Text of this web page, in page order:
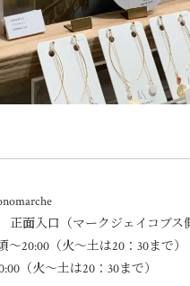
面入口（マークジェイコブス
～20:00（火～土は20：30まで）
（火～土は20：30まで）